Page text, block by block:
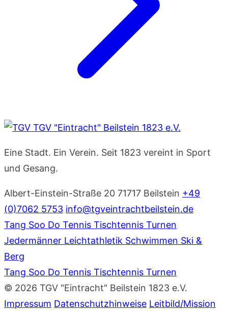
TGV "Eintracht" Beilstein 1823 e.V.
Eine Stadt. Ein Verein. Seit 1823 vereint in Sport
und Gesang.
Albert-Einstein-Straße 20 71717 Beilstein +49
(0)7062 5753 info@tgveintrachtbeilstein.de
Tang Soo Do Tennis Tischtennis Turnen
Jedermänner Leichtathletik Schwimmen Ski &
Berg
Tang Soo Do Tennis Tischtennis Turnen
© 2026 TGV "Eintracht" Beilstein 1823 e.V.
Impressum Datenschutzhinweise Leitbild/Mission